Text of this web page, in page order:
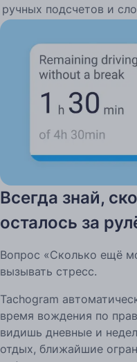
ручных подсчетов и
Всегда знай,
осталось за
Вопрос «Сколько ещё
вызывать стресс.
Tachogram
время вождения по
видишь дневные и
отдых, ближайшие